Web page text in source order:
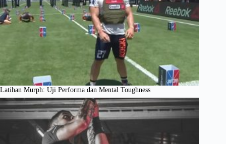
Latihan Murph: Uji Performa dan Mental Toughness